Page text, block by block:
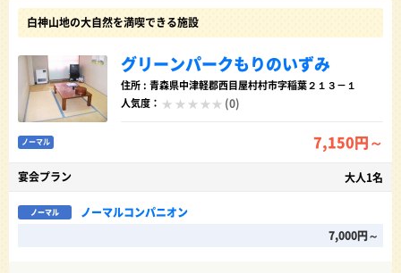
白神山地の大自然を満喫できる施設
グリーンパークもりのいずみ
住所 : 青森県中津軽郡西目屋村村市字稲葉２１３－１
人気度：
(0)
ノーマル 7,150円～
宴会プラン 大人1名
ノーマル
ノーマルコンパニオン
7,000円～